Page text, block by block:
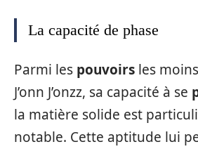
La capacité de phase
Parmi les pouvoirs les
J’onn J’onzz, sa capacité à se
la matière solide est
notable. Cette aptitude lui